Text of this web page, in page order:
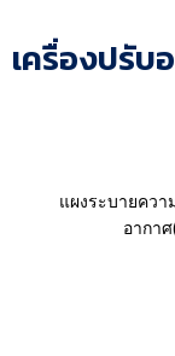
เครื่องปรับ
แผงระบายควา
อากาศ